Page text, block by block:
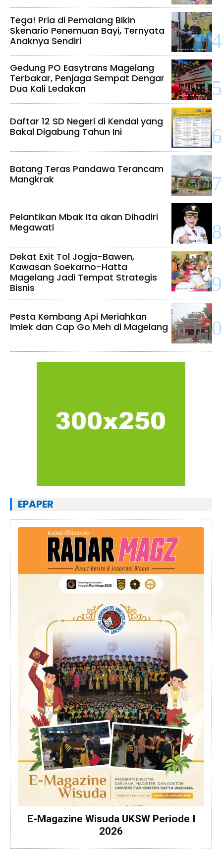
Tega! Pria di Pemalang Bikin
Skenario Penemuan Bayi, Ternyata
Anaknya Sendiri
Gedung PO Easytrans Magelang
Terbakar, Penjaga Sempat Dengar
Dua Kali Ledakan
Daftar 12 SD Negeri di Kendal yang
Bakal Digabung Tahun Ini
Batang Teras Pandawa Terancam
Mangkrak
Pelantikan Mbak Ita akan Dihadiri
Megawati
Dekat Exit Tol Jogja-Bawen,
Kawasan Soekarno-Hatta
Magelang Jadi Tempat Strategis
Bisnis
Pesta Kembang Api Meriahkan
Imlek dan Cap Go Meh di Magelang
EPAPER
E-Magazine Wisuda UKSW Periode I
2026